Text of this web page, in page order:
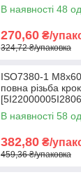
В наявності 48 од.
270,60 ₴/
324,72 ₴/упаковка
ISO7380-1 М8х60
повна різьба
Metalvis
В наявності 58 од.
382,80 ₴/
459,36 ₴/упаковка